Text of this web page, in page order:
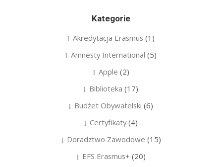
Kategorie
Akredytacja Erasmus (1)
Amnesty International (5)
Apple (2)
Biblioteka (17)
Budżet Obywatelski (6)
Certyfikaty(4)
Doradztwo Zawodowe (15)
EFS Erasmus+ (20)